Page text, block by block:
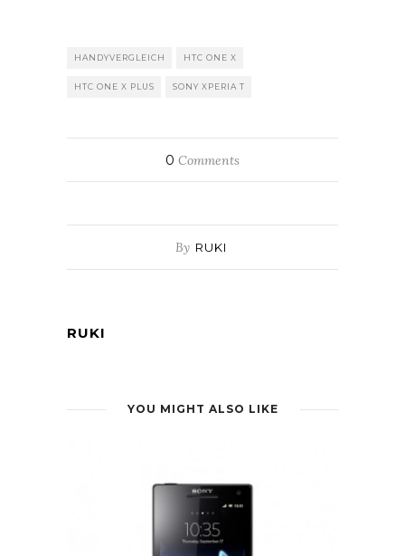
HANDYVERGLEICH HTC ONE X
HTC ONE X PLUS SONY XPERIA T
0 Comments
By RUKI
RUKI
YOU MIGHT ALSO LIKE